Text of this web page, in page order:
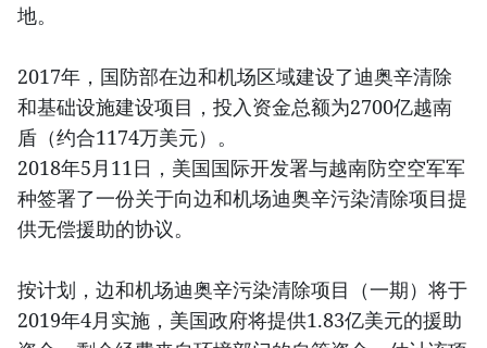
地。
2017年，国防部在边和机场区域建设了迪奥辛清除
和基础设施建设项目，投入资金总额为2700亿越南
盾（约合1174万美元）。
2018年5月11日，美国国际开发署与越南防空空军军
种签署了一份关于向边和机场迪奥辛污染清除项目提
供无偿援助的协议。
按计划，边和机场迪奥辛污染清除项目（一期）将于
2019年4月实施，美国政府将提供1.83亿美元的援助